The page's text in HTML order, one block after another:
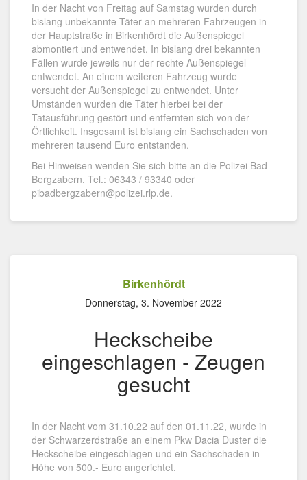
In der Nacht von Freitag auf Samstag wurden durch
bislang unbekannte Täter an mehreren Fahrzeugen in
der Hauptstraße in Birkenhördt die Außenspiegel
abmontiert und entwendet. In bislang drei bekannten
Fällen wurde jeweils nur der rechte Außenspiegel
entwendet. An einem weiteren Fahrzeug wurde
versucht der Außenspiegel zu entwendet. Unter
Umständen wurden die Täter hierbei bei der
Tatausführung gestört und entfernten sich von der
Örtlichkeit. Insgesamt ist bislang ein Sachschaden von
mehreren tausend Euro entstanden.
Bei Hinweisen wenden Sie sich bitte an die Polizei Bad
Bergzabern, Tel.: 06343 / 93340 oder
pibadbergzabern@polizei.rlp.de.
Birkenhördt
Donnerstag, 3. November 2022
Heckscheibe
eingeschlagen - Zeugen
gesucht
In der Nacht vom 31.10.22 auf den 01.11.22, wurde in
der Schwarzerdstraße an einem Pkw Dacia Duster die
Heckscheibe eingeschlagen und ein Sachschaden in
Höhe von 500.- Euro angerichtet.